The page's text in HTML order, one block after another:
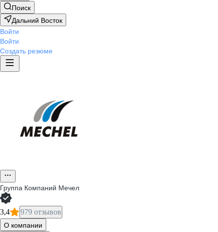
Поиск
Дальний Восток
Войти
Войти
Создать резюме
Группа Компаний Мечел
3,4 979 отзывов
О компании